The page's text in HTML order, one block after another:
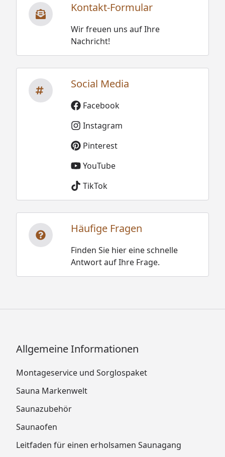
Kontakt-Formular
Wir freuen uns auf Ihre
Nachricht!
Social Media
Facebook
Instagram
Pinterest
YouTube
TikTok
Häufige Fragen
Finden Sie hier eine schnelle
Antwort auf Ihre Frage.
Allgemeine Informationen
Montageservice und Sorglospaket
Sauna Markenwelt
Saunazubehör
Saunaofen
Leitfaden für einen erholsamen Saunagang